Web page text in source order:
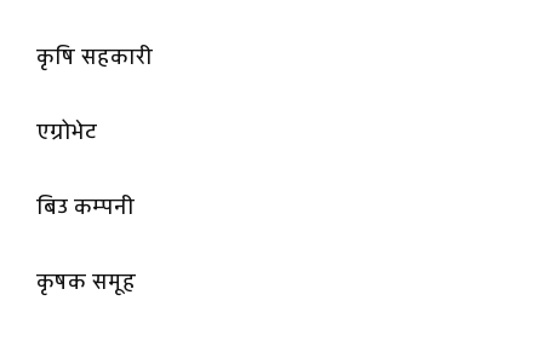
कृषि सहकारी
एग्रोभेट
बिउ कम्पनी
कृषक समूह